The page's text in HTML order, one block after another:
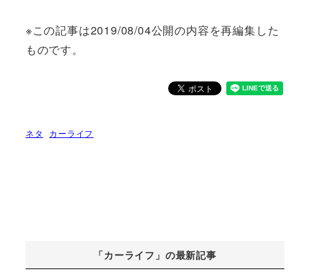
※この記事は2019/08/04公開の内容を再編集した
ものです。
ネタ カーライフ
「カーライフ」の最新記事